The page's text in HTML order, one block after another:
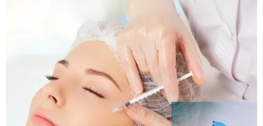
Tuổi trẻ Điện Biên thắp hoa đăng
tri ân các Anh hùng liệt sỹ
07/05/2026 14:33
Kỷ niệm 72 năm Chiến thắng Điện Biên Phủ, tối
7/5/2026, hàng nghìn đoàn viên, thanh niên tỉnh Điện
Biên đã tham gia Lễ thắp nến tri ân và thả hoa đăng